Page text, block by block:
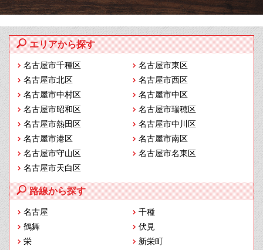
エリアから探す
名古屋市千種区
名古屋市東区
名古屋市北区
名古屋市西区
名古屋市中村区
名古屋市中区
名古屋市昭和区
名古屋市瑞穂区
名古屋市熱田区
名古屋市中川区
名古屋市港区
名古屋市南区
名古屋市守山区
名古屋市名東区
名古屋市天白区
路線から探す
名古屋
千種
鶴舞
伏見
栄
新栄町